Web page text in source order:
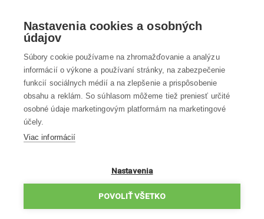
Predajne
Kontakt
Kontaktujte nás
info@robotworld.sk
02 / 205 103 00
OBCHODNÉ PODMIENKY
Nastavenia cookies a osobných
údajov
Súbory cookie používame na zhromažďovanie a analýzu
informácií o výkone a používaní stránky, na zabezpečenie
funkcií sociálnych médií a na zlepšenie a prispôsobenie
obsahu a reklám. So súhlasom môžeme tiež preniesť určité
osobné údaje marketingovým platformám na marketingové
účely.
Viac informácií
Nastavenia
POVOLIŤ VŠETKO